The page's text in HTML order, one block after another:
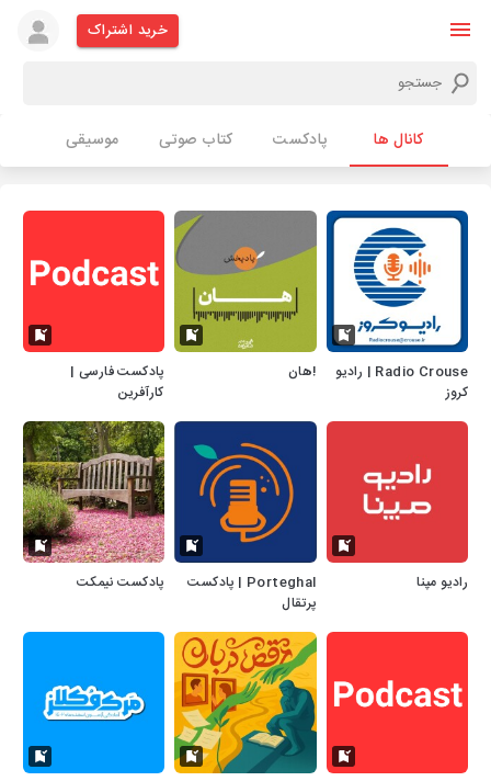
خرید اشتراک
کانال ها پادکست کتاب صوتی موسیقی
Radio Crouse | رادیو
کروز
!هان
پادکست فارسی |
کارآفرین
رادیو مپنا
Porteghal | پادکست
پرتقال
پادکست نیمکت